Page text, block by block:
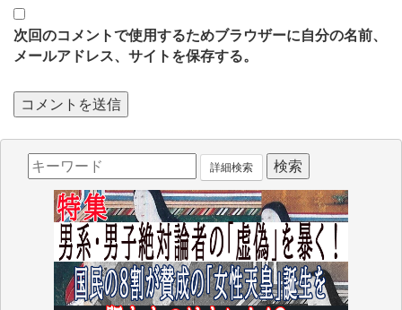
次回のコメントで使用するためブラウザーに自分の名前、
メールアドレス、サイトを保存する。
詳細検索